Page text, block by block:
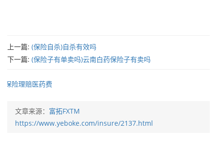
上一篇: (保险自杀)自杀有效吗
下一篇: (保险子有单卖吗)云南白药保险子有卖吗
保险理赔医药费
文章来源： 富拓FXTM
https://www.yeboke.com/insure/2137.html